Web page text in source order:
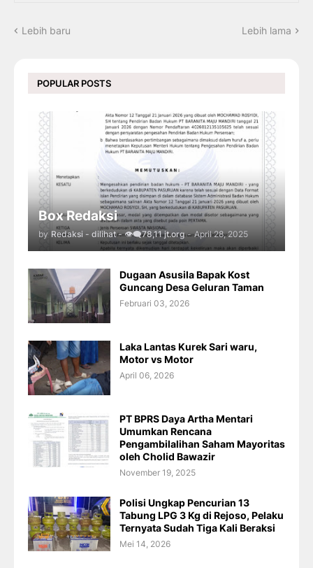
Lebih baru Lebih lama
POPULAR POSTS
Box Redaksi
by Redaksi - dilihat - 👁️‍🗨️78,11 jt.org - April 28, 2025
Dugaan Asusila Bapak Kost
Guncang Desa Geluran Taman
Februari 03, 2026
Laka Lantas Kurek Sari waru,
Motor vs Motor
April 06, 2026
PT BPRS Daya Artha Mentari
Umumkan Rencana
Pengambilalihan Saham Mayoritas
oleh Cholid Bawazir
November 19, 2025
Polisi Ungkap Pencurian 13
Tabung LPG 3 Kg di Rejoso, Pelaku
Ternyata Sudah Tiga Kali Beraksi
Mei 14, 2026